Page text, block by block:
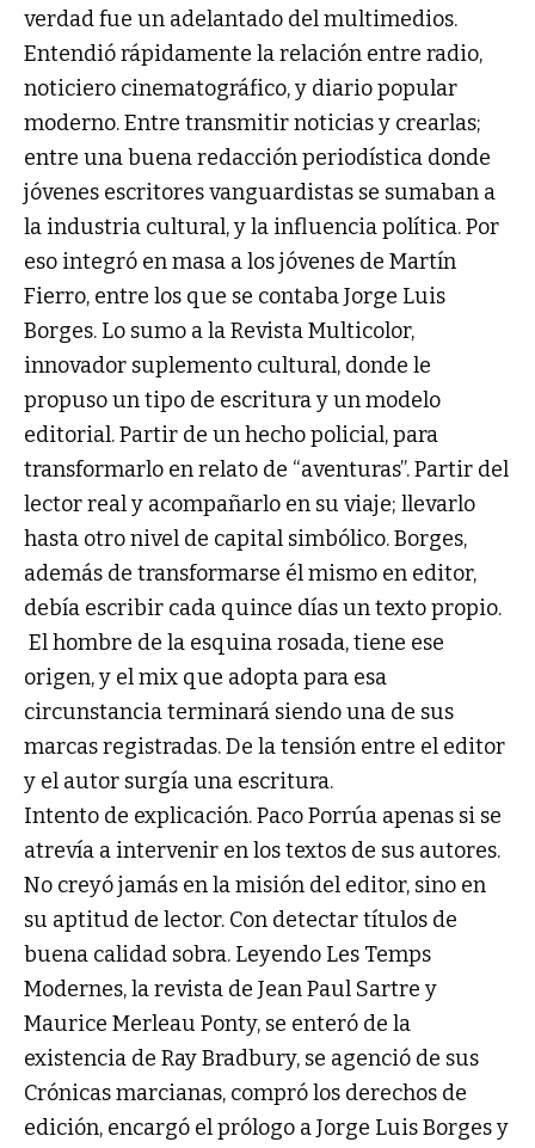
verdad fue un adelantado del multimedios.
Entendió rápidamente la relación entre radio,
noticiero cinematográfico, y diario popular
moderno. Entre transmitir noticias y crearlas;
entre una buena redacción periodística donde
jóvenes escritores vanguardistas se sumaban a
la industria cultural, y la influencia política. Por
eso integró en masa a los jóvenes de Martín
Fierro, entre los que se contaba Jorge Luis
Borges. Lo sumo a la Revista Multicolor,
innovador suplemento cultural, donde le
propuso un tipo de escritura y un modelo
editorial. Partir de un hecho policial, para
transformarlo en relato de “aventuras”. Partir del
lector real y acompañarlo en su viaje; llevarlo
hasta otro nivel de capital simbólico. Borges,
además de transformarse él mismo en editor,
debía escribir cada quince días un texto propio.
El hombre de la esquina rosada, tiene ese
origen, y el mix que adopta para esa
circunstancia terminará siendo una de sus
marcas registradas. De la tensión entre el editor
y el autor surgía una escritura.
Intento de explicación. Paco Porrúa apenas si se
atrevía a intervenir en los textos de sus autores.
No creyó jamás en la misión del editor, sino en
su aptitud de lector. Con detectar títulos de
buena calidad sobra. Leyendo Les Temps
Modernes, la revista de Jean Paul Sartre y
Maurice Merleau Ponty, se enteró de la
existencia de Ray Bradbury, se agenció de sus
Crónicas marcianas, compró los derechos de
edición, encargó el prólogo a Jorge Luis Borges y